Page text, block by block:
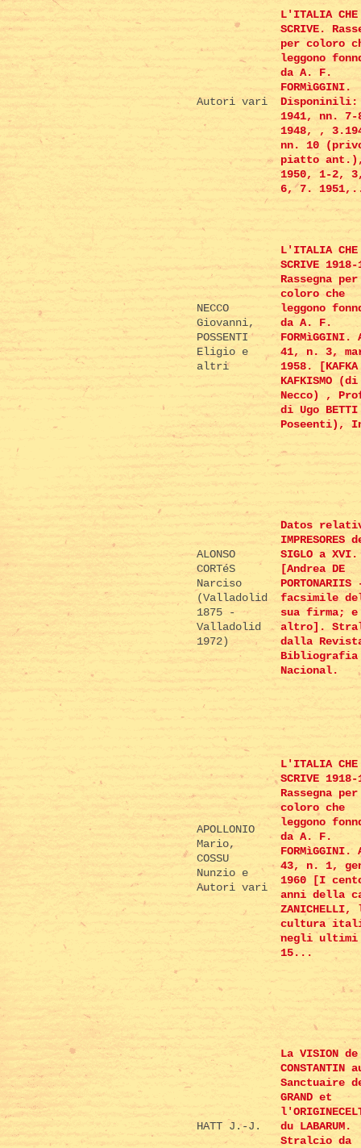
Autori vari
L'ITALIA CHE
SCRIVE.
per coloro
leggono
da A. F.
FORMìGGINI.
Disponinili:
1941, nn.
1948, ,
nn. 10
piatto
1950, 1-2,
6, 7.
NECCO
Giovanni,
POSSENTI
Eligio e
altri
L'ITALIA CHE
SCRIVE
Rassegna per
coloro che
leggono
da A. F.
FORMìGGINI.
41, n. 3,
1958.
KAFKISMO (di
Necco) ,
di Ugo
Poseenti),
ALONSO
CORTéS
Narciso
(Valladolid
1875 -
Valladolid
1972)
Datos
IMPRESORES
SIGLO a XVI.
[Andrea DE
facsimile
sua firma; e
altro].
dalla
Bibliografia
Nacional.
APOLLONIO
Mario,
COSSU
Nunzio e
Autori vari
L'ITALIA CHE
SCRIVE
Rassegna per
coloro che
leggono
da A. F.
FORMìGGINI.
43, n. 1,
1960 [I
anni della
ZANICHELLI,
cultura
negli ultimi
15...
HATT J.-J.
La VISION de
CONSTANTIN
Sanctuaire
GRAND et
du LABARUM.
Stralcio da